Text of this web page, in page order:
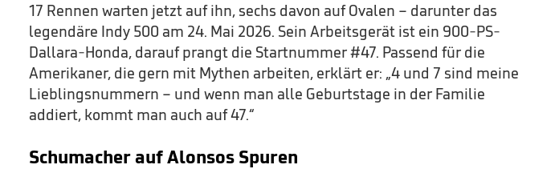
17 Rennen warten jetzt auf ihn, sechs davon auf Ovalen – darunter das
legendäre Indy 500 am 24. Mai 2026. Sein Arbeitsgerät ist ein 900-PS-
Dallara-Honda, darauf prangt die Startnummer #47. Passend für die
Amerikaner, die gern mit Mythen arbeiten, erklärt er: „4 und 7 sind meine
Lieblingsnummern – und wenn man alle Geburtstage in der Familie
addiert, kommt man auch auf 47.“
Schumacher auf Alonsos Spuren